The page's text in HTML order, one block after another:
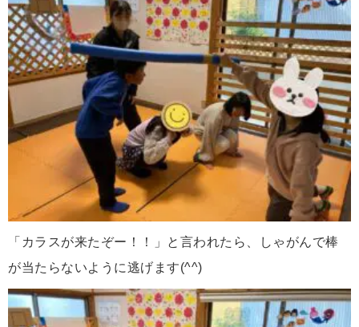
「カラスが来たぞー！！」と言われたら、しゃがんで棒
が当たらないように逃げます(^^)